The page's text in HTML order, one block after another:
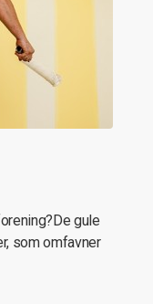
gule
som omfavner